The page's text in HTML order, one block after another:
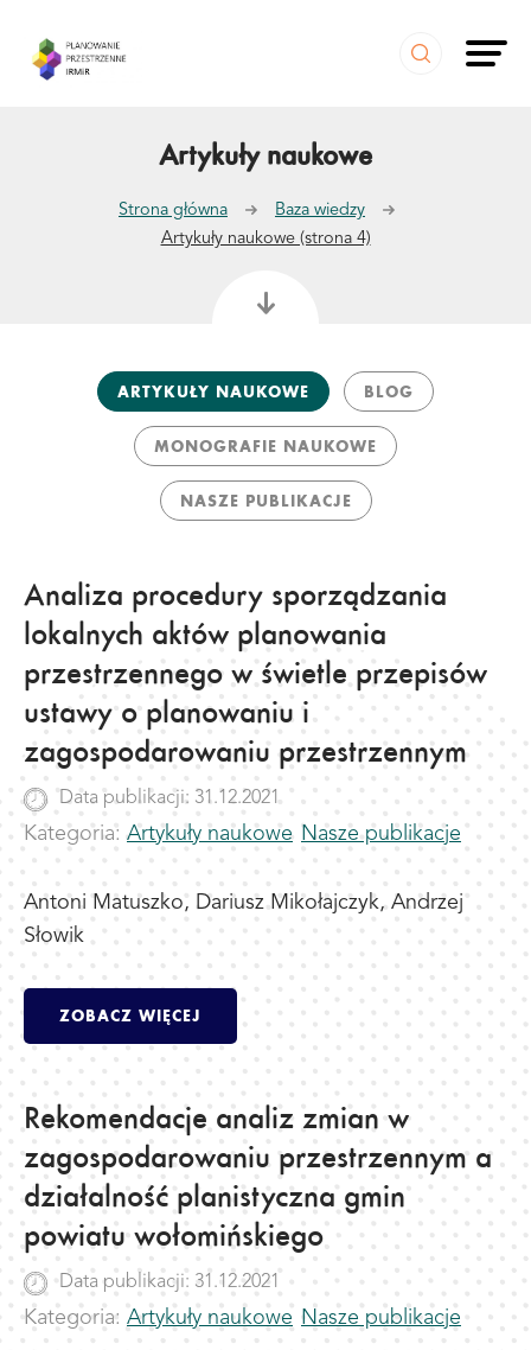
Pokaż
Artykuły naukowe
Strona główna
Baza wiedzy
Artykuły naukowe (strona 4)
ARTYKUŁY NAUKOWE BLOG
MONOGRAFIE NAUKOWE
NASZE PUBLIKACJE
Analiza procedury sporządzania
lokalnych aktów planowania
przestrzennego w świetle przepisów
ustawy o planowaniu i
zagospodarowaniu przestrzennym
Data publikacji: 31.12.2021
Kategoria: Artykuły naukowe Nasze publikacje
Antoni Matuszko, Dariusz Mikołajczyk, Andrzej
Słowik
ZOBACZ WIĘCEJ
Rekomendacje analiz zmian w
zagospodarowaniu przestrzennym a
działalność planistyczna gmin
powiatu wołomińskiego
Data publikacji: 31.12.2021
Kategoria: Artykuły naukowe Nasze publikacje